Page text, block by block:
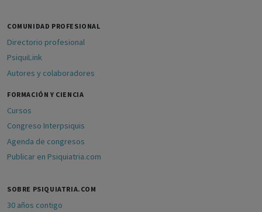
COMUNIDAD PROFESIONAL
Directorio profesional
PsiquiLink
Autores y colaboradores
FORMACIÓN Y CIENCIA
Cursos
Congreso Interpsiquis
Agenda de congresos
Publicar en Psiquiatria.com
SOBRE PSIQUIATRIA.COM
30 años contigo